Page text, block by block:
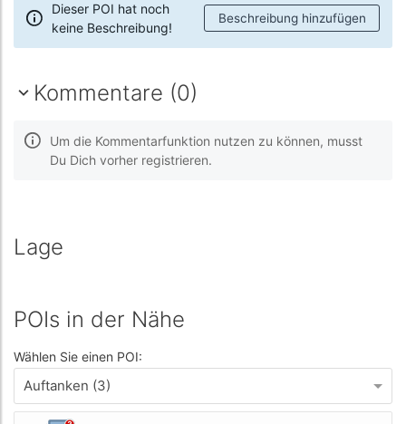
Dieser POI hat noch
keine Beschreibung!
Beschreibung hinzufügen
Kommentare (0)
Um die Kommentarfunktion nutzen zu können, musst
Du Dich vorher registrieren.
Lage
POIs in der Nähe
Wählen Sie einen POI:
Auftanken (3)